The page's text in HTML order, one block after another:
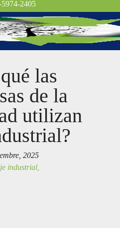
5974-2405
las
de la
utilizan
2025
industrial,